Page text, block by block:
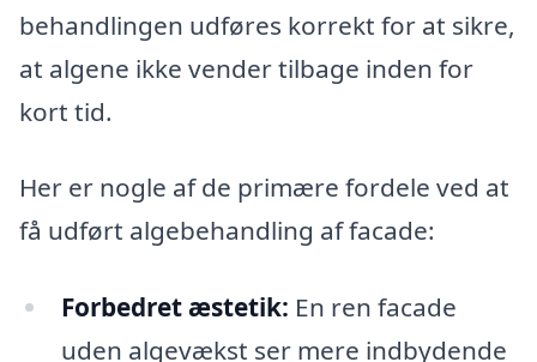
behandlingen udføres korrekt for at sikre,
at algene ikke vender tilbage inden for
kort tid.
Her er nogle af de primære fordele ved at
få udført algebehandling af facade:
Forbedret æstetik: En ren facade
uden algevækst ser mere indbydende